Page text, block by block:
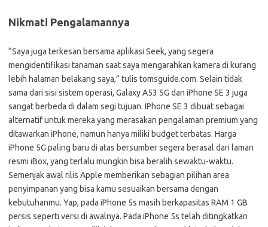
Nikmati Pengalamannya
“Saya juga terkesan bersama aplikasi Seek, yang segera
mengidentifikasi tanaman saat saya mengarahkan kamera di kurang
lebih halaman belakang saya,” tulis tomsguide.com. Selain tidak
sama dari sisi sistem operasi, Galaxy A53 5G dan iPhone SE 3 juga
sangat berbeda di dalam segi tujuan. IPhone SE 3 dibuat sebagai
alternatif untuk mereka yang merasakan pengalaman premium yang
ditawarkan iPhone, namun hanya miliki budget terbatas. Harga
iPhone 5G paling baru di atas bersumber segera berasal dari laman
resmi iBox, yang terlalu mungkin bisa beralih sewaktu-waktu.
Semenjak awal rilis Apple memberikan sebagian pilihan area
penyimpanan yang bisa kamu sesuaikan bersama dengan
kebutuhanmu. Yap, pada iPhone 5s masih berkapasitas RAM 1 GB
persis seperti versi di awalnya. Pada iPhone 5s telah ditingkatkan